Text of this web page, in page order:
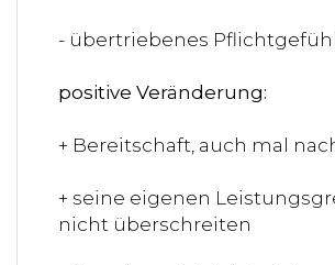
- übertriebenes Pflichtgefühl
positive Veränderung:
+ Bereitschaft, auch mal
+ seine eigenen
nicht überschreiten